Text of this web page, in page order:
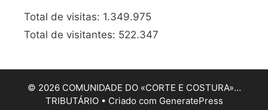
Total de visitas: 1.349.975
Total de visitantes: 522.347
© 2026 COMUNIDADE DO «CORTE E COSTURA»…
TRIBUTÁRIO• Criado com GeneratePress